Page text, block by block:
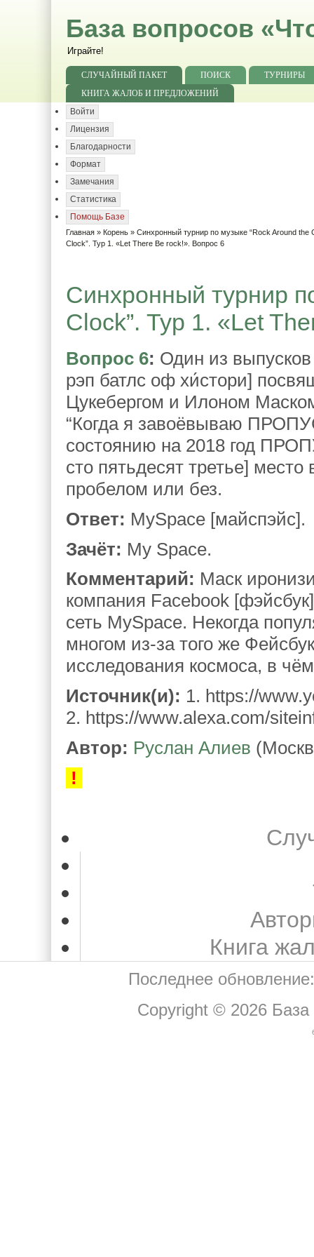
База вопросов
Играйте!
СЛУЧАЙНЫЙ ПАКЕТ ПОИСК
ТУРНИРЫ
КНИГА ЖАЛОБ И ПРЕДЛОЖЕНИЙ
Войти
Лицензия
Благодарности
Формат
Замечания
Статистика
Помощь Базе
Главная » Корень » Синхронный турнир по музыке “Rock Around the
Clock”. Тур 1. «Let There Be rock!». Вопрос 6
Синхронный турнир
Clock”. Тур 1. «Let
Вопрос 6: Один из
рэп батлс оф хи́стори]
Цукебергом и Илоном
“Когда я завоёвываю
состоянию на 2018 год
сто пятьдесят третье]
пробелом или без.
Ответ: MySpace [майспэйс].
Зачёт: My Space.
Комментарий: Маск
компания Facebook
сеть MySpace. Некогда
многом из-за того же
исследования космоса, в
Источник(и): 1. https://
2. https://www.alexa.com/
Автор: Руслан Алиев
!
Книга
Последнее
Copyright © 2026 База